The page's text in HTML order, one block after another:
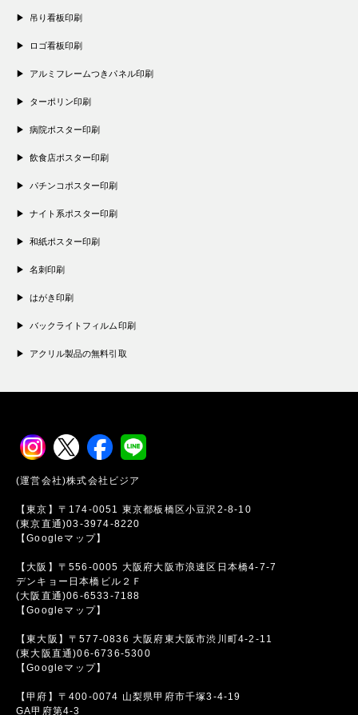
吊り看板印刷
ロゴ看板印刷
アルミフレームつきパネル印刷
ターポリン印刷
病院ポスター印刷
飲食店ポスター印刷
パチンコポスター印刷
ナイト系ポスター印刷
和紙ポスター印刷
名刺印刷
はがき印刷
バックライトフィルム印刷
アクリル製品の無料引取
(運営会社)株式会社ビジア
【東京】〒174-0051 東京都板橋区小豆沢2-8-10
(東京直通)03-3974-8220
【Googleマップ】
【大阪】〒556-0005 大阪府大阪市浪速区日本橋4-7-7
デンキョー日本橋ビル２Ｆ
(大阪直通)06-6533-7188
【Googleマップ】
【東大阪】〒577-0836 大阪府東大阪市渋川町4-2-11
(東大阪直通)06-6736-5300
【Googleマップ】
【甲府】〒400-0074 山梨県甲府市千塚3-4-19
GA甲府第4-3